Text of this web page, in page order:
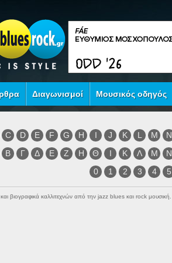
Διαγωνισμοί Μουσικός οδηγός
C D E F G H I J K L M N
Β Γ Δ Ε Ζ Η Θ Ι Κ Λ Μ Ν
0
1 2 3 4 5
και βιογραφικά καλλιτεχνών από την jazz blues και rock μουσική.